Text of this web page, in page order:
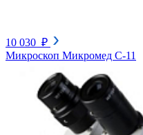
10 030 ₽
Микроскоп Микромед С-11